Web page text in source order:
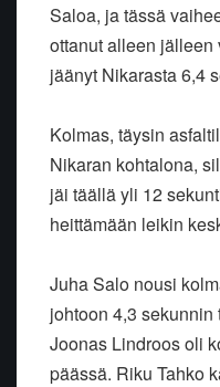
Saloa, ja tässä
ottanut alleen
jäänyt Nikarasta 6,4
Kolmas, täysin
Nikaran kohtalona,
jäi täällä yli 12
heittämään leikin
Juha Salo nousi
johtoon 4,3
Joonas Lindroos oli
päässä. Riku Tahko